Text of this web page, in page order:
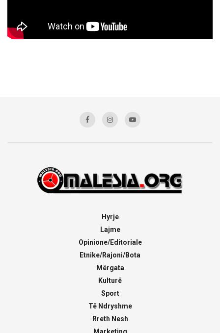
Hyrje
Lajme
Opinione/Editoriale
Etnike/Rajoni/Bota
Mërgata
Kulturë
Sport
Të Ndryshme
Rreth Nesh